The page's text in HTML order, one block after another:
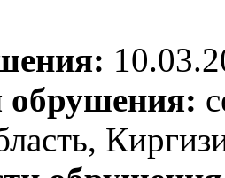
обрушения: